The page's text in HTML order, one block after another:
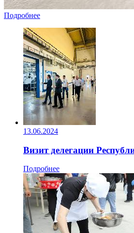
Подробнее
13.06.2024
Визит делегации
Подробнее